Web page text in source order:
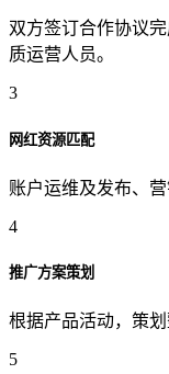
双方签订合作协议
质运营人员。
3
网红资源匹配
账户运维及发布、
4
推广方案策划
根据产品活动，策划
5